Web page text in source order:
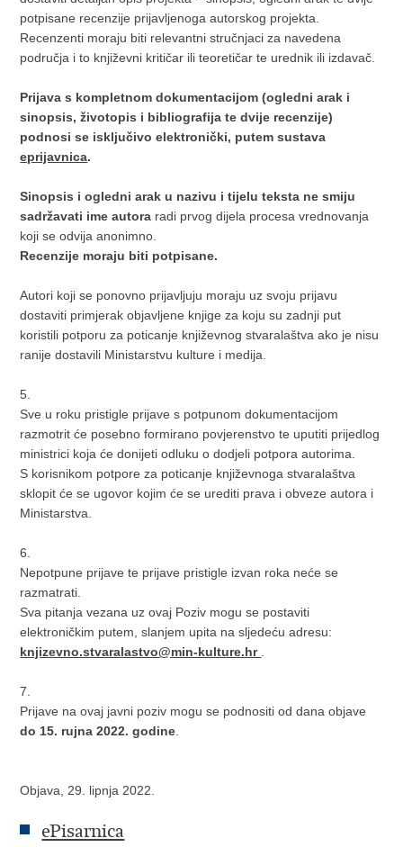
potpisane recenzije prijavljenoga autorskog projekta.
Recenzenti moraju biti relevantni stručnjaci za navedena
područja i to književni kritičar ili teoretičar te urednik ili izdavač.
Prijava s kompletnom dokumentacijom (ogledni arak i
sinopsis, životopis i bibliografija te dvije recenzije)
podnosi se isključivo elektronički, putem sustava
eprijavnica.
Sinopsis i ogledni arak u nazivu i tijelu teksta ne smiju
sadržavati ime autora radi prvog dijela procesa vrednovanja
koji se odvija anonimno.
Recenzije moraju biti potpisane.
Autori koji se ponovno prijavljuju moraju uz svoju prijavu
dostaviti primjerak objavljene knjige za koju su zadnji put
koristili potporu za poticanje književnog stvaralaštva ako je nisu
ranije dostavili Ministarstvu kulture i medija.
5.
Sve u roku pristigle prijave s potpunom dokumentacijom
razmotrit će posebno formirano povjerenstvo te uputiti prijedlog
ministrici koja će donijeti odluku o dodjeli potpora autorima.
S korisnikom potpore za poticanje književnoga stvaralaštva
sklopit će se ugovor kojim će se urediti prava i obveze autora i
Ministarstva.
6.
Nepotpune prijave te prijave pristigle izvan roka neće se
razmatrati.
Sva pitanja vezana uz ovaj Poziv mogu se postaviti
elektroničkim putem, slanjem upita na sljedeću adresu:
knjizevno.stvaralastvo@min-kulture.hr
7.
Prijave na ovaj javni poziv mogu se podnositi od dana objave
do 15. rujna 2022. godine
Objava, 29. lipnja 2022.
ePisarnica